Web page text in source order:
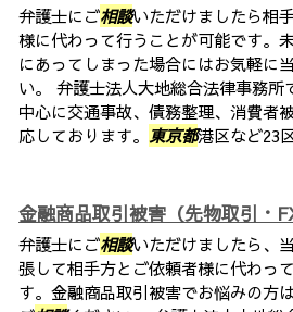
弁護士にご相談いただけましたら相
様に代わって行うことが可能です。
にあってしまった場合にはお気軽に
い。 弁護士法人大地総合法律事務所
中心に交通事故、債務整理、消費者
応しております。 東京都港区など23
金融商品取引被害（先物取引・
弁護士にご相談いただけましたら、
張して相手方とご依頼者様に代わっ
す。金融商品取引被害でお悩みの方